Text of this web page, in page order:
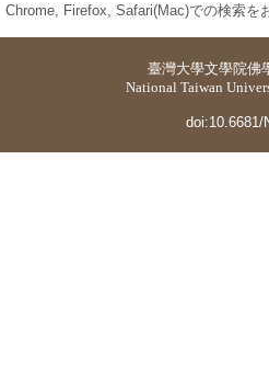
Chrome, Firefox, Safari(Mac)での検索を
臺灣大學文學院佛
National Taiwan
doi:10.6681/